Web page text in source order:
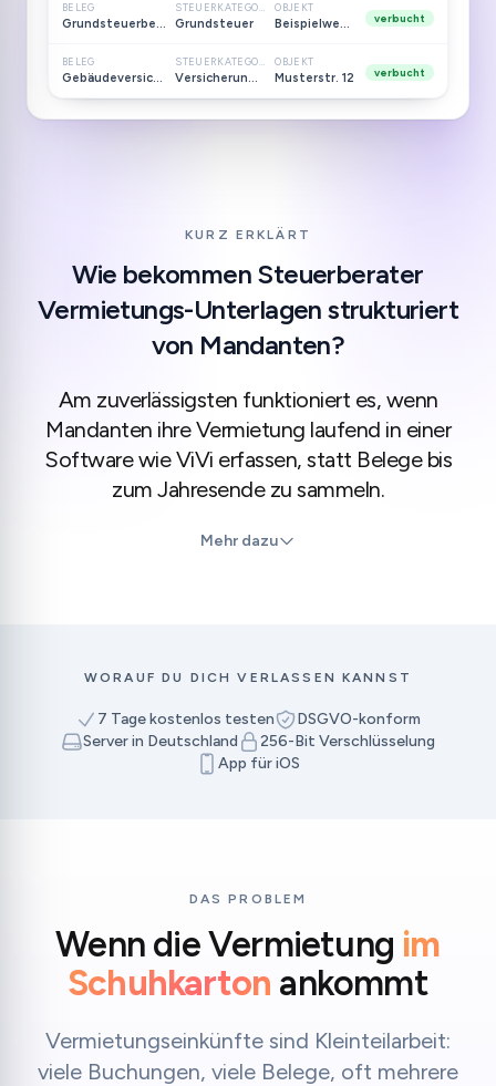
BELEG
Grundsteuerbescheid Grundsteuer
OBJEKT
Beispielweg 4 verbucht
BELEG
Gebäudeversicherung Versicherungen
OBJEKT
Musterstr. 12 verbucht
KURZ ERKLÄRT
Wie bekommen Steuerberater
Vermietungs-Unterlagen strukturiert
von Mandanten?
Am zuverlässigsten funktioniert es, wenn
Mandanten ihre Vermietung laufend in einer
Software wie ViVi erfassen, statt Belege bis
zum Jahresende zu sammeln.
Mehr dazu
WORAUF DU DICH VERLASSEN KANNST
7 Tage kostenlos testen
DSGVO-konform
Server in Deutschland
256-Bit Verschlüsselung
App für iOS
DAS PROBLEM
Wenn die Vermietung im
Schuhkarton ankommt
Vermietungseinkünfte sind Kleinteilarbeit:
viele Buchungen, viele Belege, oft mehrere